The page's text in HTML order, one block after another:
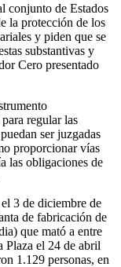
conjunto de Estados
la protección de los
y piden que se
substantivas y
Cero presentado
regular las
ser juzgadas
proporcionar vías
las obligaciones de
3 de diciembre de
de fabricación de
que mató a entre
Plaza el 24 de abril
1.129 personas, en